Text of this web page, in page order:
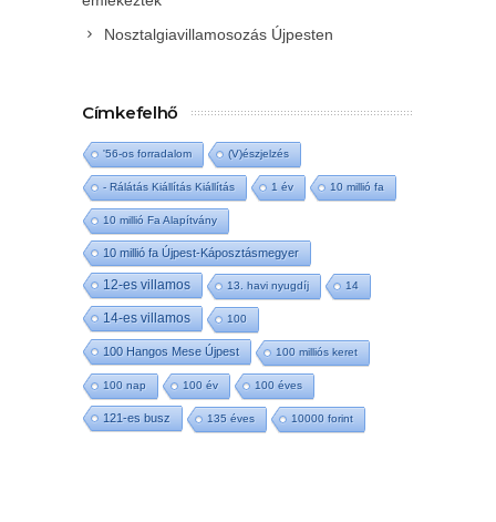
Nosztalgiavillamosozás Újpesten
Címkefelhő
'56-os forradalom (V)észjelzés
- Rálátás Kiállítás Kiállítás 1 év 10 millió fa
10 millió Fa Alapítvány
10 millió fa Újpest-Káposztásmegyer
12-es villamos 13. havi nyugdíj 14
14-es villamos 100
100 Hangos Mese Újpest 100 milliós keret
100 nap 100 év 100 éves
121-es busz 135 éves 10000 forint